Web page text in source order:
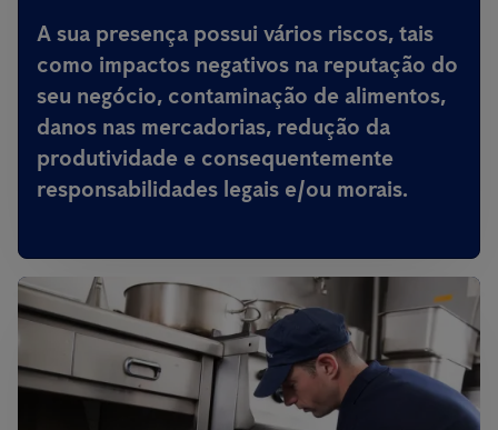
A sua presença possui vários riscos, tais
como impactos negativos na reputação do
seu negócio, contaminação de alimentos,
danos nas mercadorias, redução da
produtividade e consequentemente
responsabilidades legais e/ou morais.